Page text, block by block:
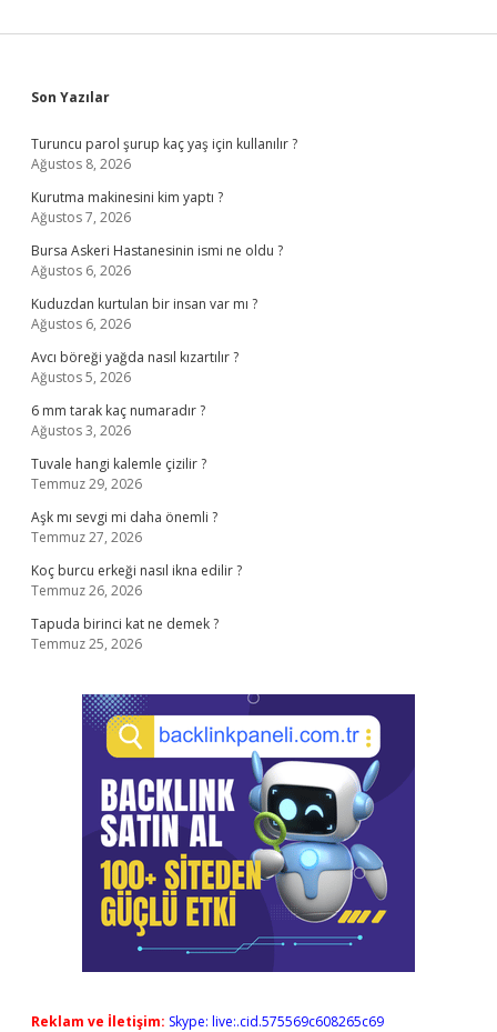
Sidebar
Son Yazılar
Turuncu parol şurup kaç yaş için kullanılır ?
Ağustos 8, 2026
Kurutma makinesini kim yaptı ?
Ağustos 7, 2026
Bursa Askeri Hastanesinin ismi ne oldu ?
Ağustos 6, 2026
Kuduzdan kurtulan bir insan var mı ?
Ağustos 6, 2026
Avcı böreği yağda nasıl kızartılır ?
Ağustos 5, 2026
6 mm tarak kaç numaradır ?
Ağustos 3, 2026
Tuvale hangi kalemle çizilir ?
Temmuz 29, 2026
Aşk mı sevgi mi daha önemli ?
Temmuz 27, 2026
Koç burcu erkeği nasıl ikna edilir ?
Temmuz 26, 2026
Tapuda birinci kat ne demek ?
Temmuz 25, 2026
Reklam ve İletişim: Skype: live:.cid.575569c608265c69